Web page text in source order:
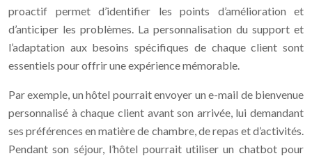
proactif permet d’identifier les points d’amélioration et
d’anticiper les problèmes. La personnalisation du support et
l’adaptation aux besoins spécifiques de chaque client sont
essentiels pour offrir une expérience mémorable.
Par exemple, un hôtel pourrait envoyer un e-mail de bienvenue
personnalisé à chaque client avant son arrivée, lui demandant
ses préférences en matière de chambre, de repas et d’activités.
Pendant son séjour, l’hôtel pourrait utiliser un chatbot pour